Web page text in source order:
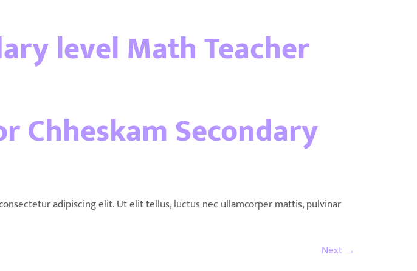
level Math Teacher
Chheskam Secondary
adipiscing elit. Ut elit tellus, luctus nec ullamcorper mattis, pulvinar
Next →